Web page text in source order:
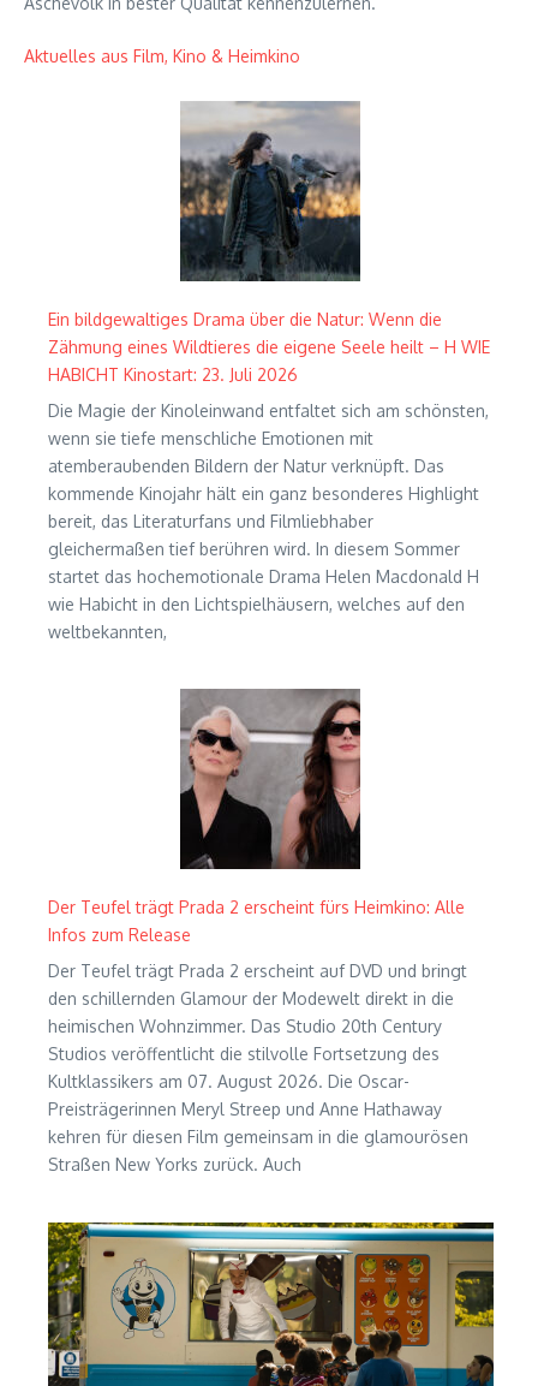
Aktuelles aus Film, Kino & Heimkino
Ein bildgewaltiges Drama über die Natur: Wenn die
Zähmung eines Wildtieres die eigene Seele heilt – H WIE
HABICHT Kinostart: 23. Juli 2026
Die Magie der Kinoleinwand entfaltet sich am schönsten,
wenn sie tiefe menschliche Emotionen mit
atemberaubenden Bildern der Natur verknüpft. Das
kommende Kinojahr hält ein ganz besonderes Highlight
bereit, das Literaturfans und Filmliebhaber
gleichermaßen tief berühren wird. In diesem Sommer
startet das hochemotionale Drama Helen Macdonald H
wie Habicht in den Lichtspielhäusern, welches auf den
weltbekannten,
Der Teufel trägt Prada 2 erscheint fürs Heimkino: Alle
Infos zum Release
Der Teufel trägt Prada 2 erscheint auf DVD und bringt
den schillernden Glamour der Modewelt direkt in die
heimischen Wohnzimmer. Das Studio 20th Century
Studios veröffentlicht die stilvolle Fortsetzung des
Kultklassikers am 07. August 2026. Die Oscar-
Preisträgerinnen Meryl Streep und Anne Hathaway
kehren für diesen Film gemeinsam in die glamourösen
Straßen New Yorks zurück. Auch